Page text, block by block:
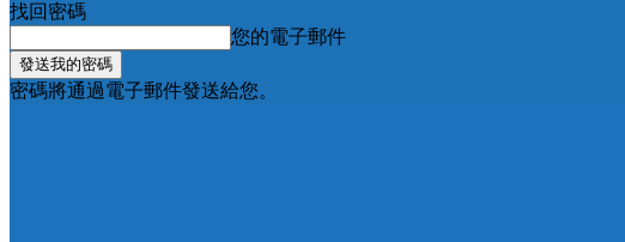
找回密碼
您的電子郵件
密碼將通過電子郵件發送給您。